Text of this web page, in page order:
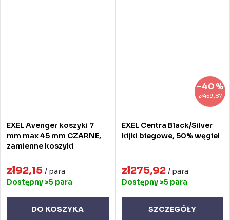
EXEL Avenger koszyki 7
mm max 45 mm CZARNE,
zamienne koszyki
zł92,15 / para
Dostępny>5 para
DO KOSZYKA
zł459,87
–40 %
EXEL Centra Black/Silver
kijki biegowe, 50% węgiel
zł275,92 / para
Dostępny>5 para
SZCZEGÓŁY